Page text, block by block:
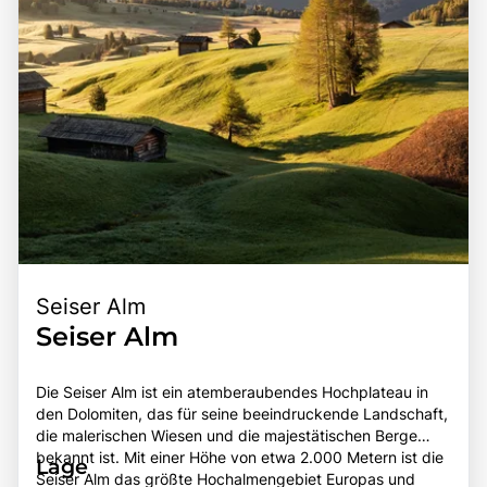
Seiser Alm
Seiser Alm
Die Seiser Alm ist ein atemberaubendes Hochplateau in
den Dolomiten, das für seine beeindruckende Landschaft,
die malerischen Wiesen und die majestätischen Berge
bekannt ist. Mit einer Höhe von etwa 2.000 Metern ist die
Seiser Alm das größte Hochalmengebiet Europas und
Lage